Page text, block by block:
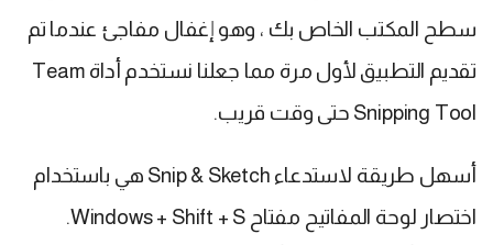
سطح المكتب الخاص بك ، وهو إغفال مفاجئ عندما تم
تقديم التطبيق لأول مرة مما جعلنا نستخدم أداة Team
Snipping Tool حتى وقت قريب.
أسهل طريقة لاستدعاء Snip & Sketch هي باستخدام
اختصار لوحة المفاتيح مفتاح Windows + Shift + S.